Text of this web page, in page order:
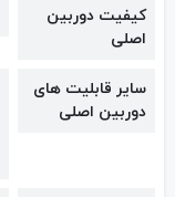
کیفیت دوربین‌
اصلی
سایر قابلیت های
دوربین اصلی